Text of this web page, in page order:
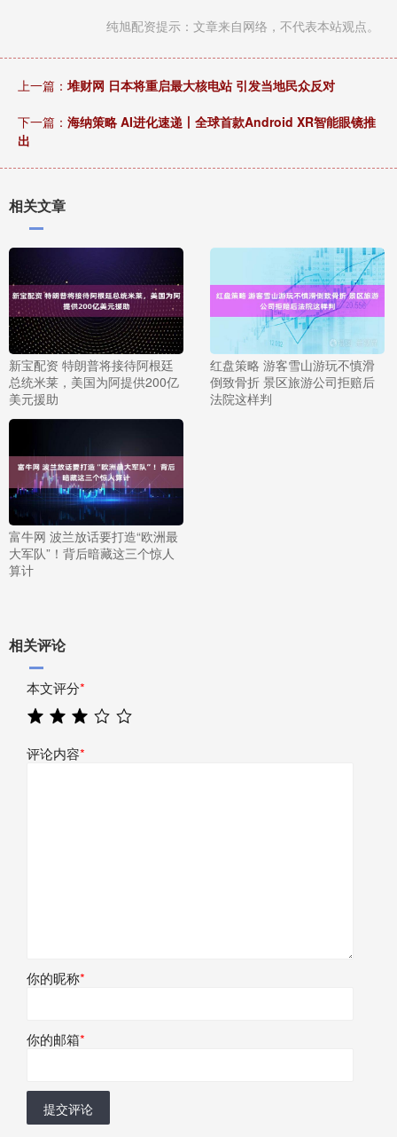
纯旭配资提示：文章来自网络，不代表本站观点。
上一篇：堆财网 日本将重启最大核电站 引发当地民众反对
下一篇： 海纳策略 AI进化速递丨全球首款Android XR智能眼镜推
出
相关文章
新宝配资 特朗普将接待阿根廷
总统米莱，美国为阿提供200亿
美元援助
红盘策略 游客雪山游玩不慎滑
倒致骨折 景区旅游公司拒赔后
法院这样判
富牛网 波兰放话要打造“欧洲最
大军队”！背后暗藏这三个惊人
算计
相关评论
本文评分*
评论内容*
你的昵称*
你的邮箱*
提交评论